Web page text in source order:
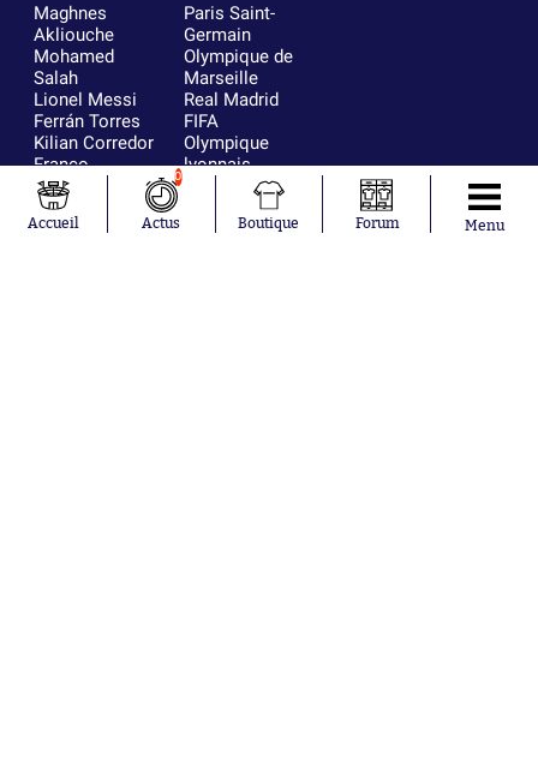
Maghnes
Akliouche
Mohamed
Salah
Lionel Messi
Ferrán Torres
Kilian Corredor
Franco
Mastantuono
Orel Mangala
Rio Mavuba
Paris Saint-
Germain
Olympique de
Marseille
Real Madrid
FIFA
Olympique
lyonnais
AS Monaco
FC Barcelone
Argentine
Accueil
0
Actus Boutique Forum Menu